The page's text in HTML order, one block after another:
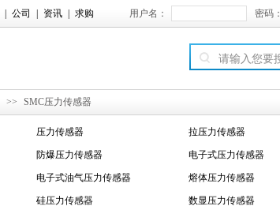
公司 资讯 求购 用户名： 密码：
>> SMC压力传感器
压力传感器 拉压力传感器
防爆压力传感器 电子式压力传感器
电子式油气压力传感器 熔体压力传感器
硅压力传感器 数显压力传感器